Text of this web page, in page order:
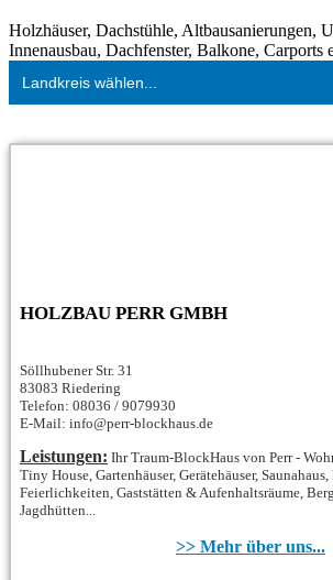
Holzhäuser, Dachstühle, Altbausanierungen,
Innenausbau, Dachfenster, Balkone, Carports
Landkreis wählen...
HOLZBAU PERR GMBH
Söllhubener Str. 31
83083 Riedering
Telefon: 08036 / 9079930
E-Mail: info@perr-blockhaus.de
Leistungen: Ihr Traum-BlockHaus von Perr -
Tiny House, Gartenhäuser, Gerätehäuser,
Feierlichkeiten, Gaststätten & Aufenhaltsräume,
Jagdhütten...
>> Mehr über uns...